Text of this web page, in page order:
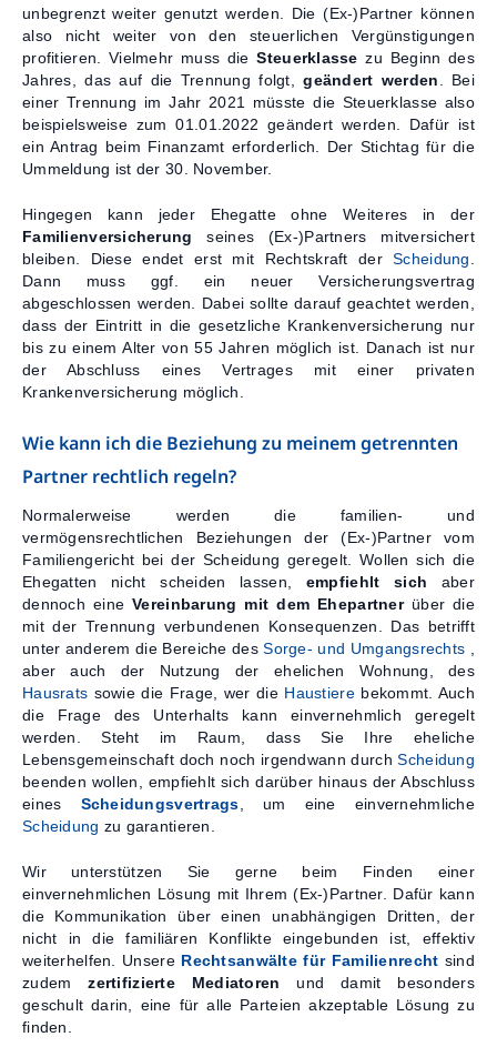
unbegrenzt weiter genutzt werden. Die (Ex-)Partner können
also nicht weiter von den steuerlichen Vergünstigungen
profitieren. Vielmehr muss dieSteuerklasse zu Beginn des
Jahres, das auf die Trennung folgt,geändert werden . Bei
einer Trennung im Jahr 2021 müsste die Steuerklasse also
beispielsweise zum 01.01.2022 geändert werden. Dafür ist
ein Antrag beim Finanzamt erforderlich. Der Stichtag für die
Ummeldung ist der 30. November.
Hingegen kann jeder Ehegatte ohne Weiteres in der
Familienversicherung
seines (Ex-)Partners mitversichert
bleiben. Diese endet erst mit Rechtskraft derScheidung
Dann muss ggf. ein neuer Versicherungsvertrag
abgeschlossen werden. Dabei sollte darauf geachtet werden,
dass der Eintritt in die gesetzliche Krankenversicherung nur
bis zu einem Alter von 55 Jahren möglich ist. Danach ist nur
der Abschluss eines Vertrages mit einer privaten
Krankenversicherung möglich.
Wie kann ich die Beziehung zu meinem getrennten
Partner rechtlich regeln?
Normalerweise werden die familien- und
vermögensrechtlichen Beziehungen der (Ex-)Partner vom
Familiengericht bei der Scheidung geregelt. Wollen sich die
Ehegatten nicht scheiden lassen, empfiehlt sich aber
dennoch eineVereinbarung mit dem Ehepartnerüber die
mit der Trennung verbundenen Konsequenzen. Das betrifft
unter anderem die Bereiche desSorge- und Umgangsrechts
aber auch der Nutzung der ehelichen Wohnung, des
Hausrats sowie die Frage, wer die Haustierebekommt. Auch
die Frage des Unterhalts kann einvernehmlich geregelt
werden. Steht im Raum, dass Sie Ihre eheliche
Lebensgemeinschaft doch noch irgendwann durchScheidung
beenden wollen, empfiehlt sich darüber hinaus der Abschluss
eines Scheidungsvertrags , um eine einvernehmliche
Scheidung zu garantieren.
Wir unterstützen Sie gerne beim Finden einer
einvernehmlichen Lösung mit Ihrem (Ex-)Partner. Dafür kann
die Kommunikation über einen unabhängigen Dritten, der
nicht in die familiären Konflikte eingebunden ist, effektiv
weiterhelfen. Unsere Rechtsanwälte für Familienrecht sind
zudemzertifizierte Mediatoren
und damit besonders
geschult darin, eine für alle Parteien akzeptable Lösung zu
finden.